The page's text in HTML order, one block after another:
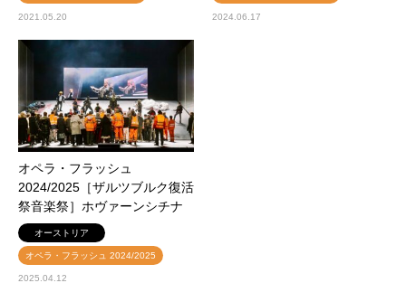
2021.05.20 2024.06.17
オペラ・フラッシュ
2024/2025［ザルツブルク復活
祭音楽祭］ホヴァーンシチナ
オーストリア
オペラ・フラッシュ 2024/2025
2025.04.12